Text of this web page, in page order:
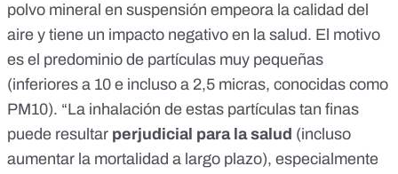
polvo mineral en suspensión empeora la calidad del
aire y tiene un impacto negativo en la salud. El motivo
es el predominio de partículas muy pequeñas
(inferiores a 10 e incluso a 2,5 micras, conocidas como
PM10). “La inhalación de estas partículas tan finas
puede resultar perjudicial para la salud (incluso
aumentar la mortalidad a largo plazo), especialmente